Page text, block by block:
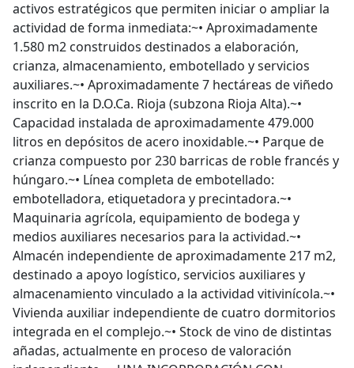
activos estratégicos que permiten iniciar o ampliar la
actividad de forma inmediata:~• Aproximadamente
1.580 m2 construidos destinados a elaboración,
crianza, almacenamiento, embotellado y servicios
auxiliares.~• Aproximadamente 7 hectáreas de viñedo
inscrito en la D.O.Ca. Rioja (subzona Rioja Alta).~•
Capacidad instalada de aproximadamente 479.000
litros en depósitos de acero inoxidable.~• Parque de
crianza compuesto por 230 barricas de roble francés y
húngaro.~• Línea completa de embotellado:
embotelladora, etiquetadora y precintadora.~•
Maquinaria agrícola, equipamiento de bodega y
medios auxiliares necesarios para la actividad.~•
Almacén independiente de aproximadamente 217 m2,
destinado a apoyo logístico, servicios auxiliares y
almacenamiento vinculado a la actividad vitivinícola.~•
Vivienda auxiliar independiente de cuatro dormitorios
integrada en el complejo.~• Stock de vino de distintas
añadas, actualmente en proceso de valoración